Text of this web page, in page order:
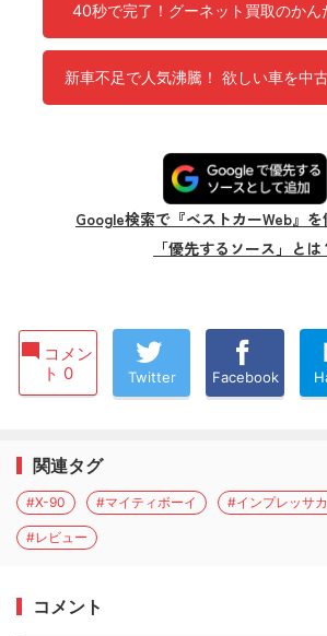
40秒で完了！グーネット買取のか
新車不足で人気沸騰！ 欲しい車を中
Google検索で『ベストカーWeb』
「優先するソース」とは
コメン
ト 0
Twitter Facebook
関連タグ
#X-90 #マイティボーイ #インプレッサ
#レビュー
コメント